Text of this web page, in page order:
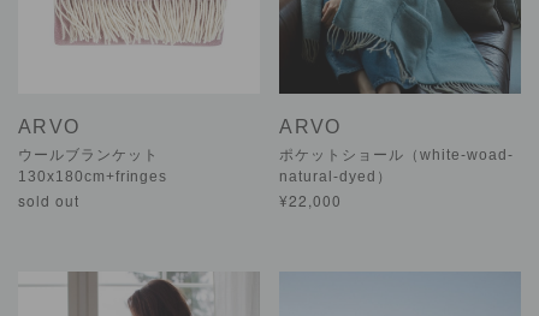
ARVO
ウールブランケット
130x180cm+fringes
sold out
ARVO
ポケットショール（white-woad-
natural-dyed）
¥22,000